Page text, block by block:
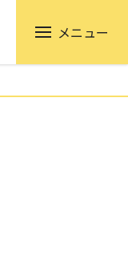
メニュー